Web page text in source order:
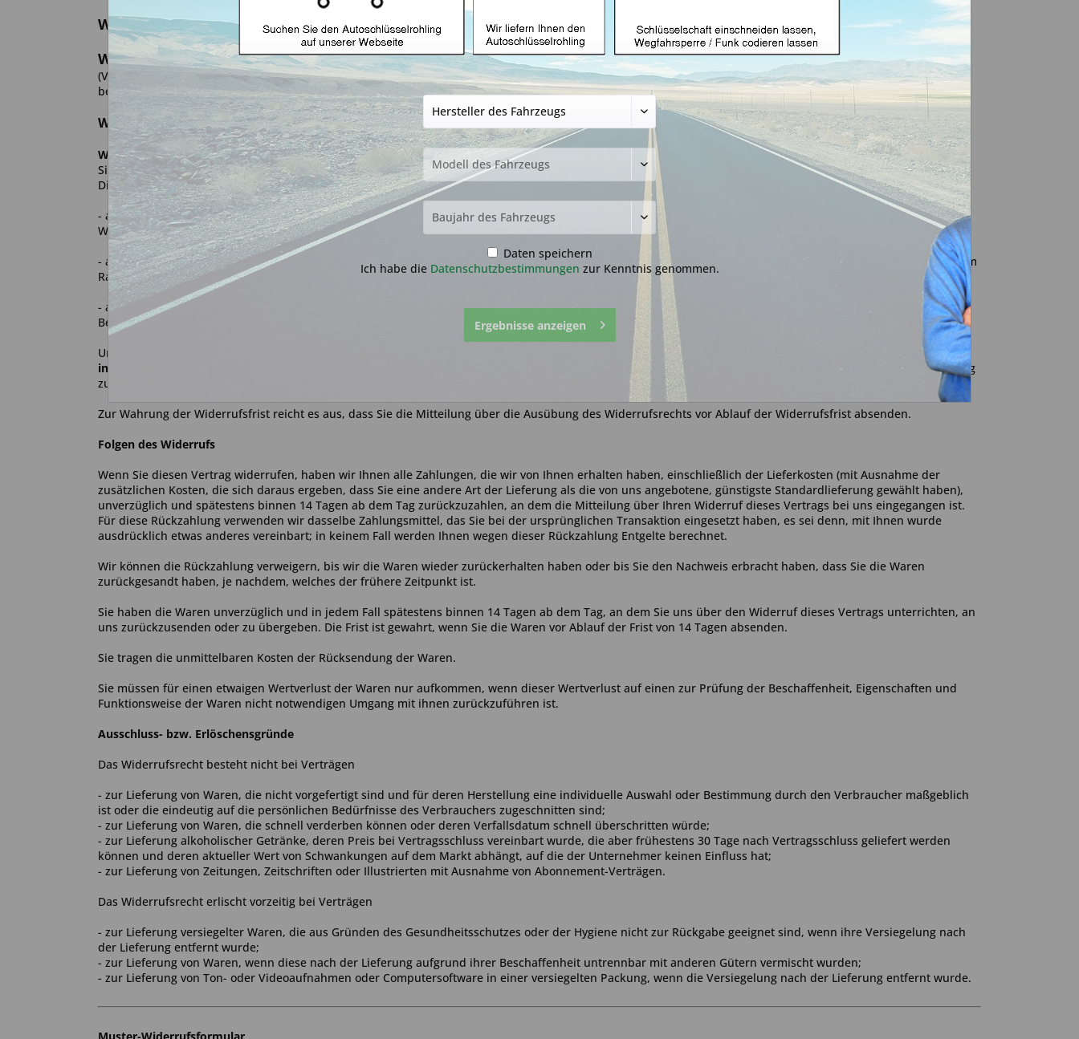
Widerrufsrecht für den Verkauf von Waren
Widerrufsrecht für Verbraucher
(Verbraucher ist jede natürliche Person, die ein Rechtsgeschäft zu Zwecken abschließt, die überwiegend weder ihrer gewerblichen noch ihrer selbstständigen
beruflichen Tätigkeit zugerechnet werden können.)
Widerrufsbelehrung
Widerrufsrecht
Sie haben das Recht, binnen 14 Tagen ohne Angabe von Gründen diesen Vertrag zu widerrufen.
Die Widerrufsfrist beträgt 14 Tage ab dem Tag,
- an dem Sie oder ein von Ihnen benannter Dritter, der nicht der Beförderer ist, die Waren in Besitz genommen haben bzw. hat, sofern Sie eine oder mehrere
Waren im Rahmen einer einheitlichen Bestellung bestellt haben und diese einheitlich geliefert wird bzw. werden
- an dem Sie oder ein von Ihnen benannter Dritter, der nicht der Beförderer ist, die letzte Ware in Besitz genommen haben bzw. hat, sofern Sie mehrere Waren im
Rahmen einer einheitlichen Bestellung bestellt haben und diese getrennt geliefert werden;
- an dem Sie oder ein von Ihnen benannter Dritter, der nicht der Beförderer ist, die erste Ware in Besitz genommen haben bzw. hat, sofern im Rahmen einer
Bestellung Waren zur regelmäßigen Lieferung über einen festgelegten Zeitraum hinweg geliefert werden.
Um Ihr Widerrufsrecht auszuüben, müssen Sie uns
(ML Autoschlüssel GmbH, Schloßstraße 2a, 41334 Nettetal, Telefonnr.: 02153 / 910 70 95, E-Mail-Adresse:
info@autoschluessel-online.de)
mittels einer eindeutigen Erklärung (z.B. ein mit der Post versandter Brief oder eine E-Mail) über Ihren Entschluss, diesen Vertrag
zu widerrufen, informieren. Sie können dafür das beigefügte Muster-Widerrufsformular verwenden, das jedoch nicht vorgeschrieben ist.
Zur Wahrung der Widerrufsfrist reicht es aus, dass Sie die Mitteilung über die Ausübung des Widerrufsrechts vor Ablauf der Widerrufsfrist absenden.
Folgen des Widerrufs
Wenn Sie diesen Vertrag widerrufen, haben wir Ihnen alle Zahlungen, die wir von Ihnen erhalten haben, einschließlich der Lieferkosten (mit Ausnahme der
zusätzlichen Kosten, die sich daraus ergeben, dass Sie eine andere Art der Lieferung als die von uns angebotene, günstigste Standardlieferung gewählt haben),
unverzüglich und spätestens binnen 14 Tagen ab dem Tag zurückzuzahlen, an dem die Mitteilung über Ihren Widerruf dieses Vertrags bei uns eingegangen ist.
Für diese Rückzahlung verwenden wir dasselbe Zahlungsmittel, das Sie bei der ursprünglichen Transaktion eingesetzt haben, es sei denn, mit Ihnen wurde
ausdrücklich etwas anderes vereinbart; in keinem Fall werden Ihnen wegen dieser Rückzahlung Entgelte berechnet.
Wir können die Rückzahlung verweigern, bis wir die Waren wieder zurückerhalten haben oder bis Sie den Nachweis erbracht haben, dass Sie die Waren
zurückgesandt haben, je nachdem, welches der frühere Zeitpunkt ist.
Sie haben die Waren unverzüglich und in jedem Fall spätestens binnen 14 Tagen ab dem Tag, an dem Sie uns über den Widerruf dieses Vertrags unterrichten, an
uns zurückzusenden oder zu übergeben. Die Frist ist gewahrt, wenn Sie die Waren vor Ablauf der Frist von 14 Tagen absenden.
Sie tragen die unmittelbaren Kosten der Rücksendung der Waren.
Sie müssen für einen etwaigen Wertverlust der Waren nur aufkommen, wenn dieser Wertverlust auf einen zur Prüfung der Beschaffenheit, Eigenschaften und
Funktionsweise der Waren nicht notwendigen Umgang mit ihnen zurückzuführen ist.
Ausschluss- bzw. Erlöschensgründe
Das Widerrufsrecht besteht nicht bei Verträgen
- zur Lieferung von Waren, die nicht vorgefertigt sind und für deren Herstellung eine individuelle Auswahl oder Bestimmung durch den Verbraucher maßgeblich
ist oder die eindeutig auf die persönlichen Bedürfnisse des Verbrauchers zugeschnitten sind;
- zur Lieferung von Waren, die schnell verderben können oder deren Verfallsdatum schnell überschritten würde;
- zur Lieferung alkoholischer Getränke, deren Preis bei Vertragsschluss vereinbart wurde, die aber frühestens 30 Tage nach Vertragsschluss geliefert werden
können und deren aktueller Wert von Schwankungen auf dem Markt abhängt, auf die der Unternehmer keinen Einfluss hat;
- zur Lieferung von Zeitungen, Zeitschriften oder Illustrierten mit Ausnahme von Abonnement-Verträgen.
Das Widerrufsrecht erlischt vorzeitig bei Verträgen
- zur Lieferung versiegelter Waren, die aus Gründen des Gesundheitsschutzes oder der Hygiene nicht zur Rückgabe geeignet sind, wenn ihre Versiegelung nach
der Lieferung entfernt wurde;
- zur Lieferung von Waren, wenn diese nach der Lieferung aufgrund ihrer Beschaffenheit untrennbar mit anderen Gütern vermischt wurden;
- zur Lieferung von Ton- oder Videoaufnahmen oder Computersoftware in einer versiegelten Packung, wenn die Versiegelung nach der Lieferung entfernt wurde.
Daten speichern
Ich habe die Datenschutzbestimmungen zur Kenntnis genommen.
Ergebnisse anzeigen